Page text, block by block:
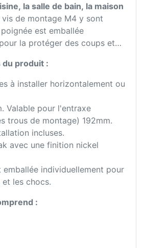
la salle de bain, la maison
vis de montage M4 y sont
est emballée
la protéger des coups et
produit :
à installer horizontalement ou
Valable pour l'entraxe
trous de montage) 192mm.
incluses.
avec une finition nickel
emballée individuellement pour
les chocs.
: